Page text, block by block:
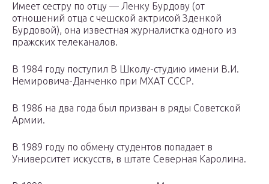
Имеет сестру по отцу — Ленку Бурдову (от
отношений отца с чешской актрисой Зденкой
Бурдовой), она известная журналистка одного из
пражских телеканалов.
В 1984 году поступил В Школу-студию имени В.И.
Немировича-Данченко при МХАТ СССР.
В 1986 на два года был призван в ряды Советской
Армии.
В 1989 году по обмену студентов попадает в
Университет искусств, в штате Северная Каролина.